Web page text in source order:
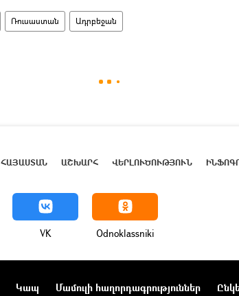
Ռուսաստան Ադրբեջան
ՀԱՅԱՍՏԱՆ ԱՇԽԱՐՀ ՎԵՐԼՈՒԾՈՒԹՅՈՒՆ
VK Odnoklassniki
Կապ Մամուլի հաղորդագրություններ